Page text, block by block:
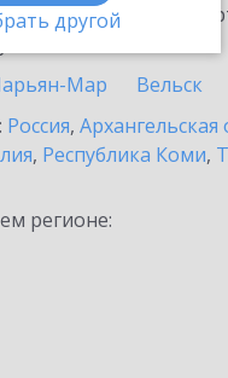
другой
Мар Вельск
Россия, Архангельская
, Республика Коми,
регионе: